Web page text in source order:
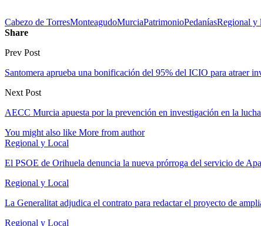
Cabezo de TorresMonteagudoMurciaPatrimonioPedaníasRegional y
Share
Prev Post
Santomera aprueba una bonificación del 95% del ICIO para atraer
Next Post
AECC Murcia apuesta por la prevención en investigación en la
You might also like More from author
Regional y Local
El PSOE de Orihuela denuncia la nueva prórroga del servicio de
Regional y Local
La Generalitat adjudica el contrato para redactar el proyecto de
Regional y Local